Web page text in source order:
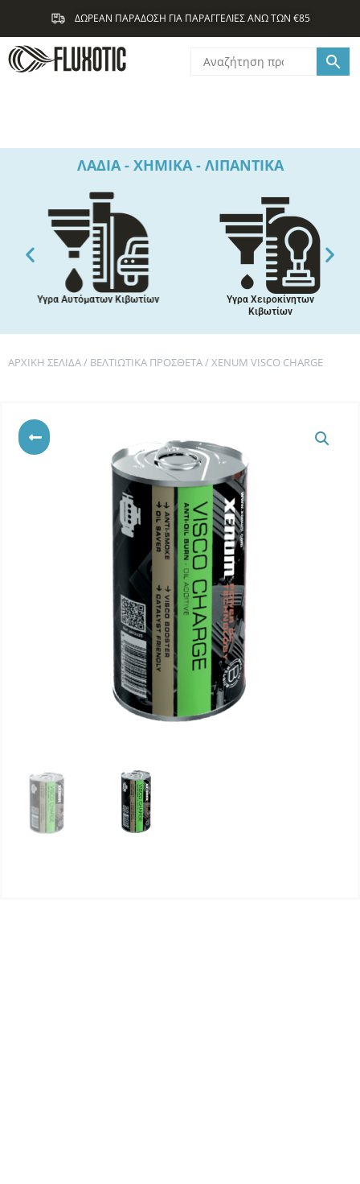
Μετάβαση
περιεχόμενο
ΔΩΡΕΑΝ ΠΑΡΑΔΟΣΗ ΓΙΑ ΠΑΡΑΓΓΕΛΙΕΣ ΑΝΩ ΤΩΝ €85
ΛΑΔΙΑ - ΧΗΜΙΚΑ - ΛΙΠΑΝΤΙΚΑ
Υγρα Αυτόματων Κιβωτίων
Υγρα Χειροκίνητων
Κιβωτίων
ΑΡΧΙΚΉ ΣΕΛΊΔΑ/ ΒΕΛΤΙΩΤΙΚΆ ΠΡΌΣΘΕΤΑ/ XENUM VISCO CHARGE